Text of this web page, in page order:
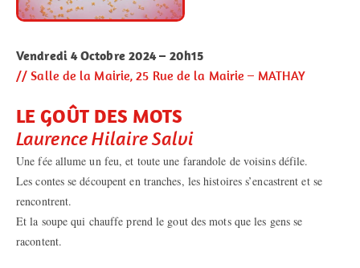
Vendredi 4 Octobre 2024 – 20h15
// Salle de la Mairie, 25 Rue de la Mairie – MATHAY
LE GOÛT DES MOTS
Laurence Hilaire Salvi
Une fée allume un feu, et toute une farandole de voisins défile.
Les contes se découpent en tranches, les histoires s’encastrent et se
rencontrent.
Et la soupe qui chauffe prend le gout des mots que les gens se
racontent.